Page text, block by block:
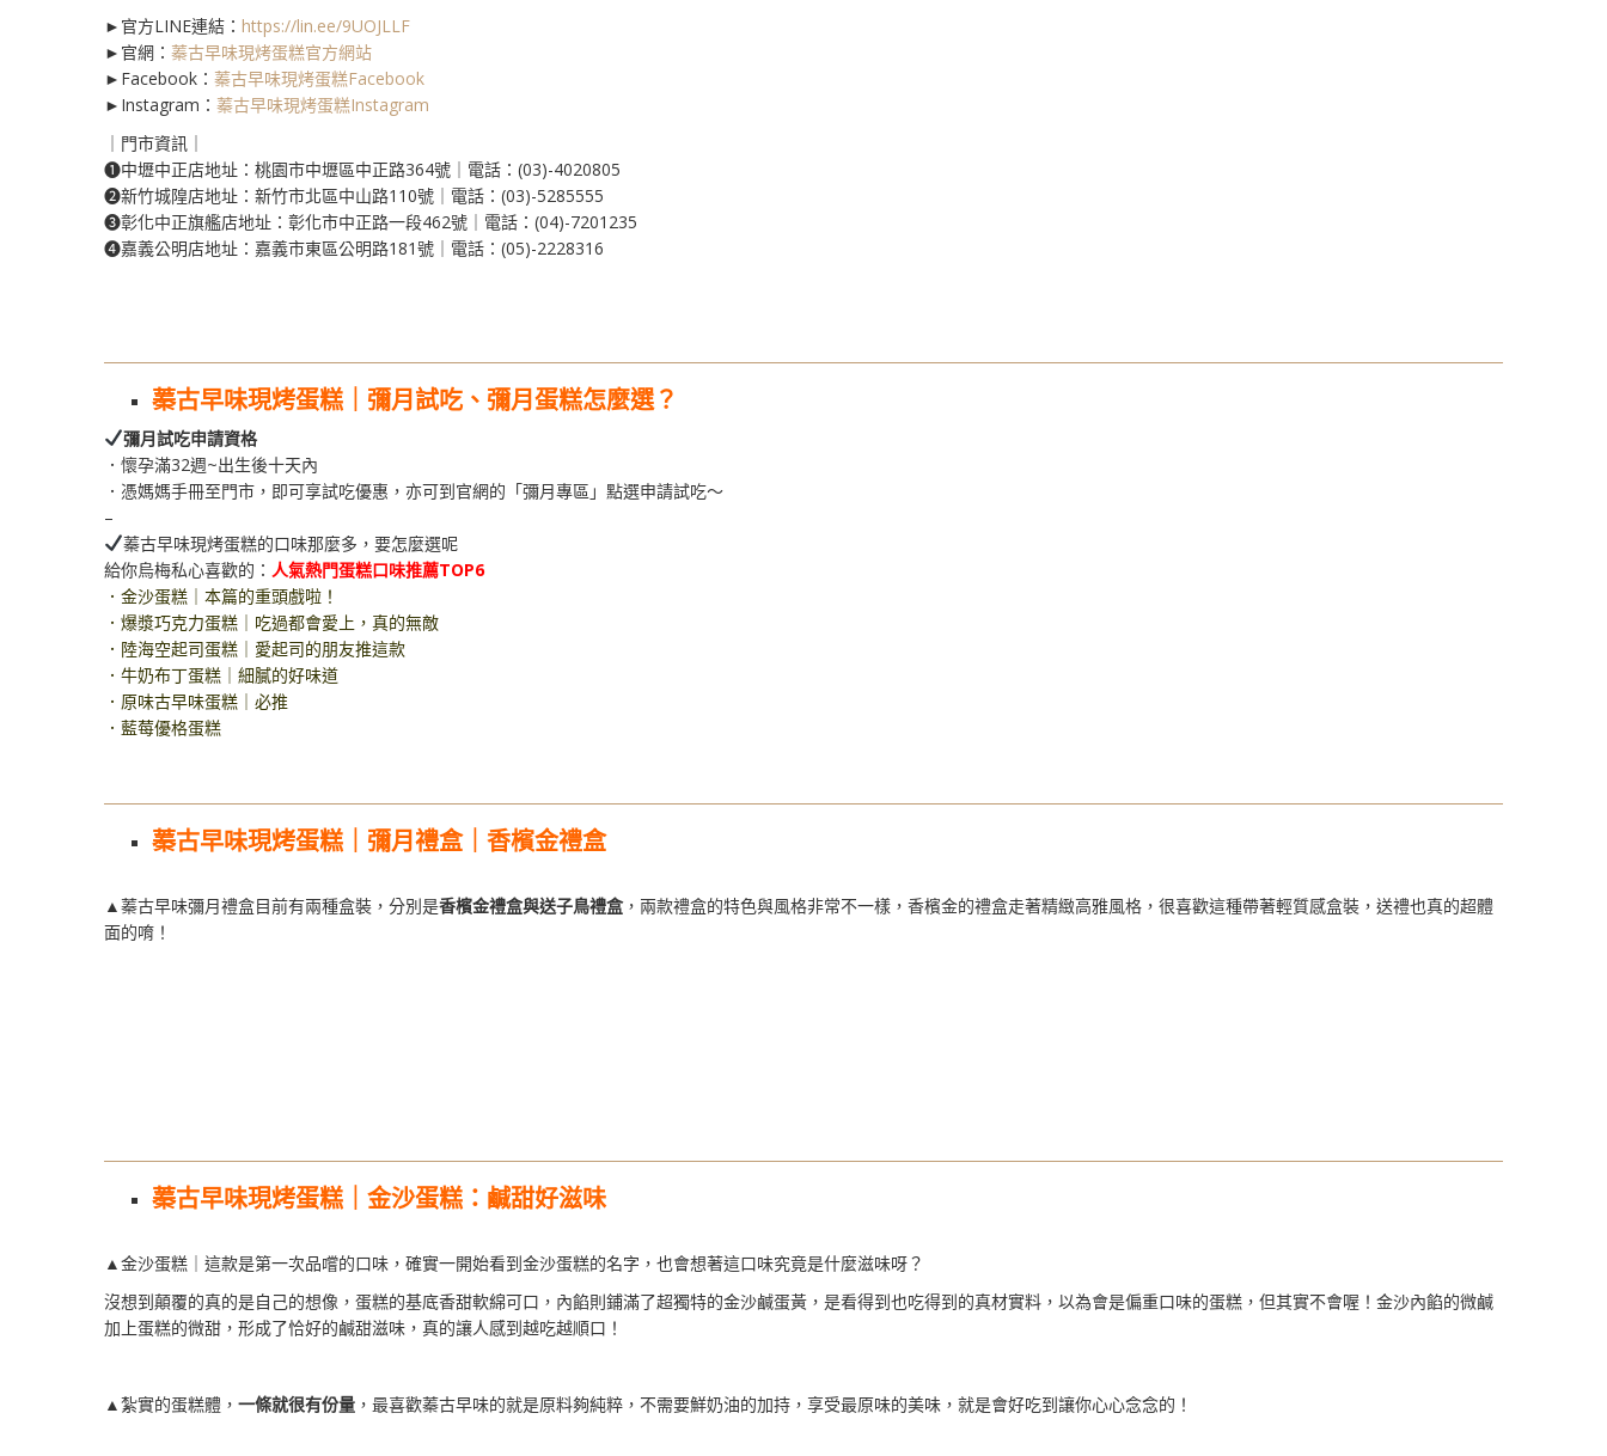
►官方LINE連結： https://lin.ee/9UOJLLF
►官網： 蓁古早味現烤蛋糕官方網站
►Facebook： 蓁古早味現烤蛋糕Facebook
►Instagram： 蓁古早味現烤蛋糕Instagram
｜門市資訊｜
❶中壢中正店地址：桃園市中壢區中正路364號｜電話：(03)-4020805
❷新竹城隍店地址：新竹市北區中山路110號｜電話：(03)-5285555
❸彰化中正旗艦店地址：彰化市中正路一段462號｜電話：(04)-7201235
❹嘉義公明店地址：嘉義市東區公明路181號｜電話：(05)-2228316
蓁古早味現烤蛋糕｜彌月試吃、彌月蛋糕怎麼選？
彌月試吃申請資格
．懷孕滿32週~出生後十天內
．憑媽媽手冊至門市，即可享試吃優惠，亦可到官網的「彌月專區」點選申請試吃～
–
蓁古早味現烤蛋糕的口味那麼多，要怎麼選呢
給你烏梅私心喜歡的： 人氣熱門蛋糕口味推薦TOP6
．金沙蛋糕｜本篇的重頭戲啦！
．爆漿巧克力蛋糕｜吃過都會愛上，真的無敵
．陸海空起司蛋糕｜愛起司的朋友推這款
．牛奶布丁蛋糕｜細膩的好味道
．原味古早味蛋糕｜必推
．藍莓優格蛋糕
蓁古早味現烤蛋糕｜彌月禮盒｜ 香檳金禮盒
▲蓁古早味彌月禮盒目前有兩種盒裝，分別是香檳金禮盒與送子鳥禮盒，兩款禮盒的特色與風格非常不一樣，香檳金的禮盒走著精緻高雅風格，很喜歡這種帶著輕質感盒裝，送禮也真的超體
面的唷！
蓁古早味現烤蛋糕｜金沙蛋糕：鹹甜好滋味
▲金沙蛋糕｜這款是第一次品嚐的口味，確實一開始看到金沙蛋糕的名字，也會想著這口味究竟是什麼滋味呀？
沒想到顛覆的真的是自己的想像，蛋糕的基底香甜軟綿可口，內餡則鋪滿了超獨特的金沙鹹蛋黃，是看得到也吃得到的真材實料，以為會是偏重口味的蛋糕，但其實不會喔！金沙內餡的微鹹
加上蛋糕的微甜，形成了恰好的鹹甜滋味，真的讓人感到越吃越順口！
▲紮實的蛋糕體， 一條就很有份量 ，最喜歡蓁古早味的就是原料夠純粹，不需要鮮奶油的加持，享受最原味的美味，就是會好吃到讓你心心念念的！